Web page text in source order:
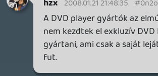
Necroman Mk2 2008.01.21 11:30:30 #0n2o5
Oh, még egy apróság a végéhez:
Biztos NAGYON szép, de azért kíváncsi
Crysist Very High grafikával.
2008.01.21 11:26:30